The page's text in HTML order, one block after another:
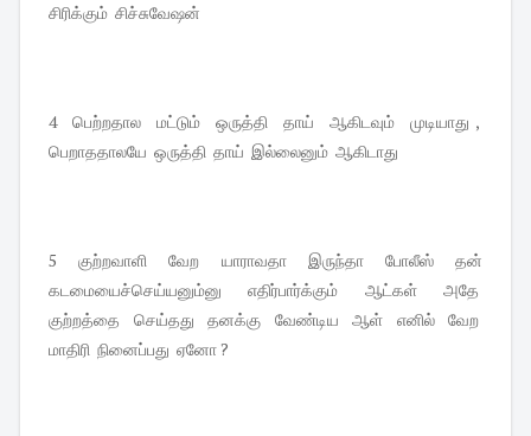
சிரிக்கும் சிச்சுவேஷன்
4 பெற்றதால மட்டும் ஒருத்தி தாய் ஆகிடவும் முடியாது ,
பெறாததாலயே ஒருத்தி தாய் இல்லைனும் ஆகிடாது
5 குற்றவாளி வேற யாராவதா இருந்தா போலீஸ் தன்
கடமையைச்செய்யனும்னு எதிர்பார்க்கும் ஆட்கள் அதே
குற்றத்தை செய்தது தனக்கு வேண்டிய ஆள் எனில் வேற
மாதிரி நினைப்பது ஏனோ ?